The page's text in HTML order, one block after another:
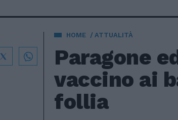
HOME ATTUALITÀ
Paragone
vaccino ai
follia